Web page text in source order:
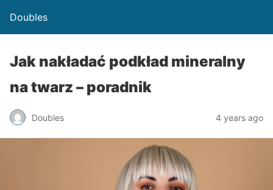
Doubles
Jak nakładać podkład mineralny
na twarz – poradnik
Doubles 4 years ago